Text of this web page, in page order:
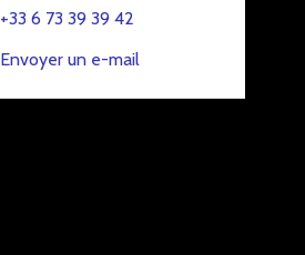
+33 6 73 39 39 42
Envoyer un e-mail